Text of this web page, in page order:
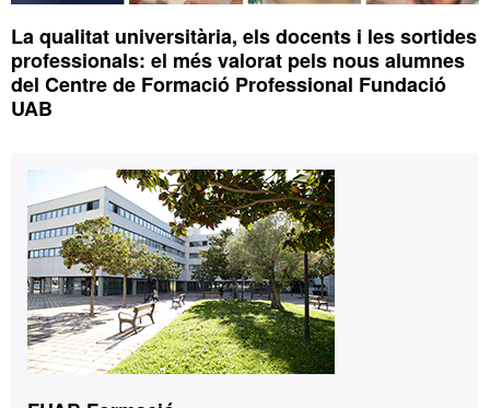
La qualitat universitària, els docents i les sortides
professionals: el més valorat pels nous alumnes
del Centre de Formació Professional Fundació
UAB
Contacte